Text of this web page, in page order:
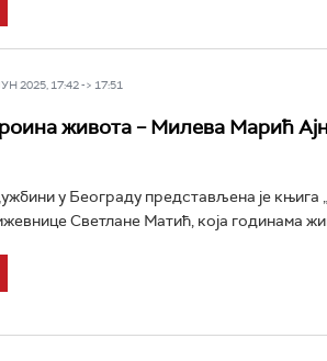
2025, 17:42 -> 17:51
живота – Милева Марић
у Београду представљена је
Светлане Матић, која годинама